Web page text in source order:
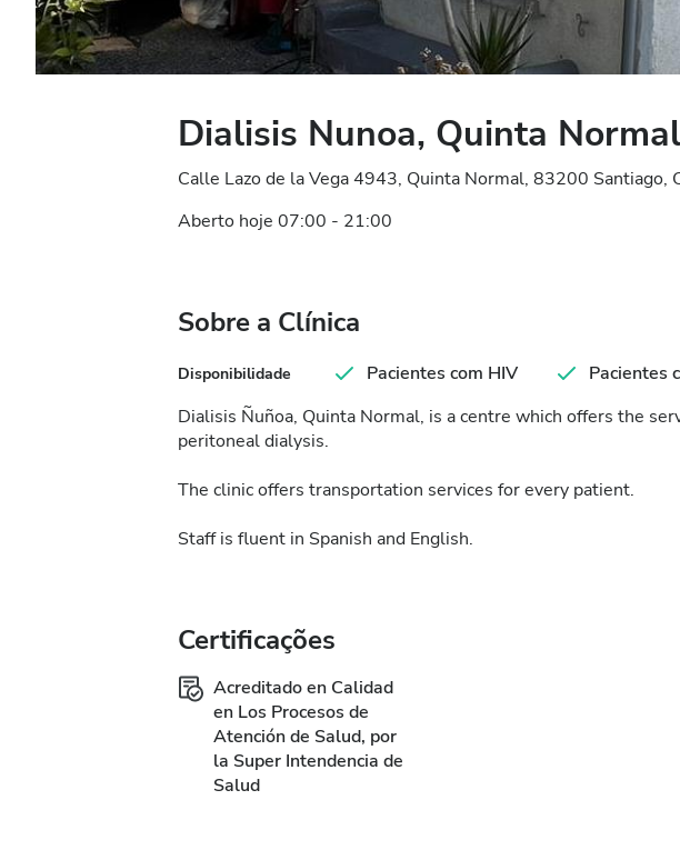
Dialisis Nunoa, Quinta Normal
Calle Lazo de la Vega 4943, Quinta Normal, 83200 Santiago,
Aberto hoje 07:00 - 21:00
Sobre a Clínica
Disponibilidade Pacientes com HIV
Pacientes
Dialisis Ñuñoa, Quinta Normal, is a centre which offers the
peritoneal dialysis.
The clinic offers transportation services for every patient.
Staff is fluent in Spanish and English.
Certificações
Acreditado en Calidad
en Los Procesos de
Atención de Salud, por
la Super Intendencia de
Salud